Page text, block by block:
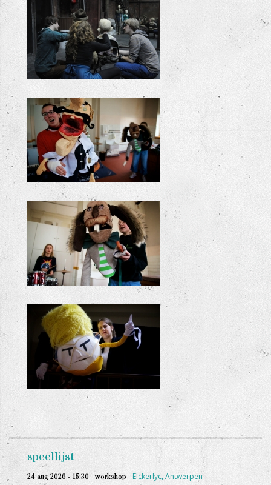
+
workshop spel
+
+
+
speellijst
24 aug 2026 - 15:30 -workshop-Elckerlyc, Antwerpen